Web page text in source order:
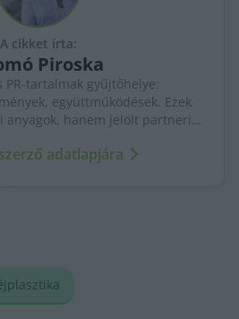
A cikket írta:
Piroska
PR-tartalmak gyűjtőhelye:
együttműködések. Ezek
anyagok, hanem jelölt partneri
újságírásától.adatlapjára